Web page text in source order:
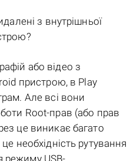
з внутрішньої
або відео з
пристрою, в Play
Але всі вони
Root-прав (або прав
це виникає багато
необхідність рутування